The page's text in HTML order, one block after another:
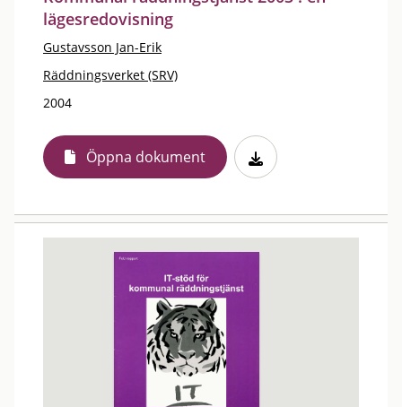
lägesredovisning
Gustavsson Jan-Erik
Räddningsverket (SRV)
2004
Öppna dokument